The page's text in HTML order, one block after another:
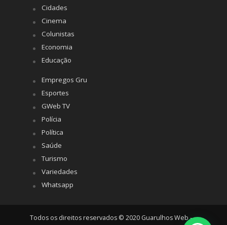
Cidades
Cinema
Colunistas
Economia
Educação
Empregos Gru
Esportes
GWeb TV
Polícia
Política
Saúde
Turismo
Variedades
Whatsapp
Todos os direitos reservados © 2020 Guarulhos Web -